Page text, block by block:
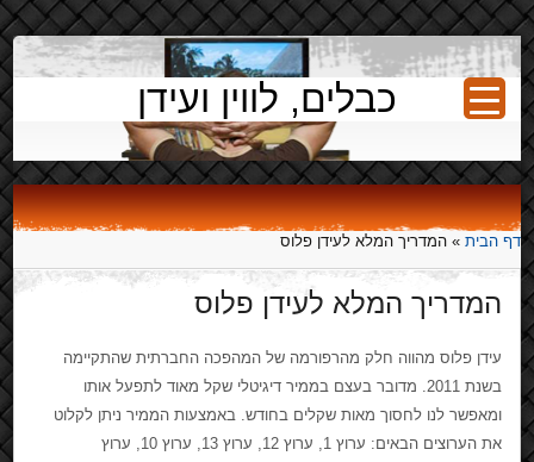
כבלים, לווין ועידן
דף הבית »המדריך המלא לעידן פלוס
המדריך המלא לעידן פלוס
עידן פלוס מהווה חלק מהרפורמה של המהפכה החברתית שהתקיימה
בשנת 2011. מדובר בעצם בממיר דיגיטלי שקל מאוד לתפעל אותו
ומאפשר לנו לחסוך מאות שקלים בחודש. באמצעות הממיר ניתן לקלוט
את הערוצים הבאים: ערוץ 1, ערוץ 12, ערוץ 13, ערוץ 10, ערוץ